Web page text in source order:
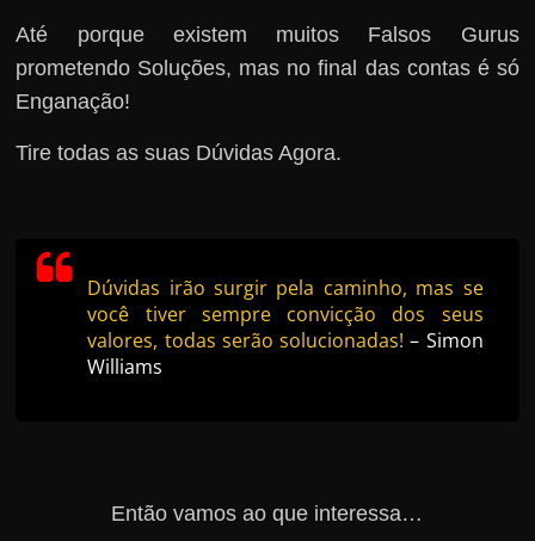
Até porque existem muitos Falsos Gurus
prometendo Soluções, mas no final das contas é só
Enganação!
Tire todas as suas Dúvidas Agora.
Dúvidas irão surgir pela caminho, mas se
você tiver sempre convicção dos seus
valores, todas serão solucionadas! – Simon
Williams
Então vamos ao que interessa…